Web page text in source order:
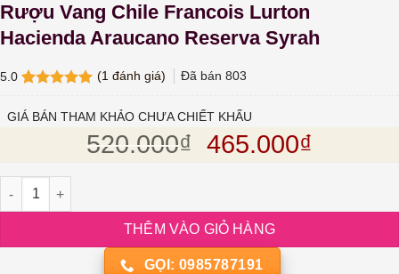
Rượu Vang Chile Francois Lurton
Hacienda Araucano Reserva Syrah
5.0
dựa trên
(1 đánh giá) Đã bán 803
GIÁ BÁN THAM KHẢO CHƯA CHIẾT KHẤU
520.000₫ Giá gốc là:
465.000₫
Rượu Vang Chile Francois Lurton Hacienda Araucano Reserva
THÊM VÀO GIỎ HÀNG
GỌI: 0985787191